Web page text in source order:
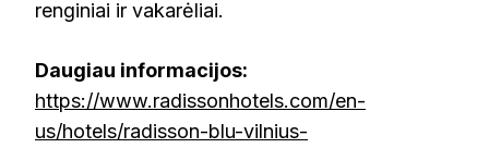
renginiai ir vakarėliai.
Daugiau informacijos:
https://www.radissonhotels.com/en-
us/hotels/radisson-blu-vilnius-